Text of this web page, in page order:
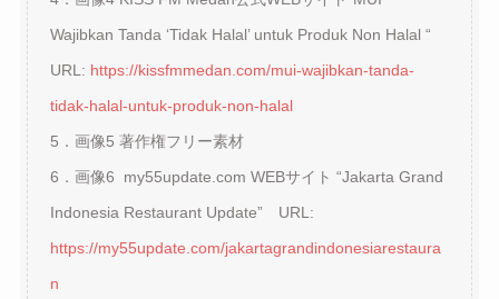
Wajibkan Tanda ‘Tidak Halal’ untuk Produk Non Halal “
URL: https://kissfmmedan.com/mui-wajibkan-tanda-
tidak-halal-untuk-produk-non-halal
5．画像5 著作権フリー素材
6．画像6 my55update.com WEBサイト “Jakarta Grand
Indonesia Restaurant Update” URL:
https://my55update.com/jakartagrandindonesiarestaura
n